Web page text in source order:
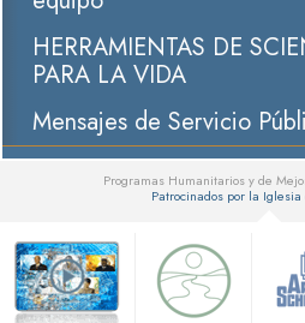
HERRAMIENTAS DE
PARA LA VIDA
Mensajes de Servicio
Programas Humanitarios y de
Patrocinados por la